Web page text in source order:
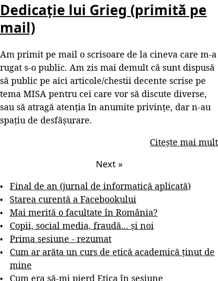
Dedicație lui Grieg (primită pe
mail)
Am primit pe mail o scrisoare de la cineva care m-a
rugat s-o public. Am zis mai demult că sunt dispusă
să public pe aici articole/chestii decente scrise pe
tema MISA pentru cei care vor să discute diverse,
sau să atragă atenția în anumite privințe, dar n-au
spațiu de desfășurare.
Citește mai mult
Next »
Final de an (jurnal de informatică aplicată)
Starea curentă a Facebookului
Mai merită o facultate în România?
Copii, social media, fraudă... și noi
Prima sesiune - rezumat
Cum ar arăta un curs de etică academică ținut de
mine
Cum era să-mi pierd Etica în sesiune